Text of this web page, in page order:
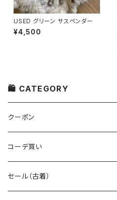
USED グリーン サスペンダー
¥4,500
🛍 CATEGORY
クーポン
コーデ買い
セール（古着）